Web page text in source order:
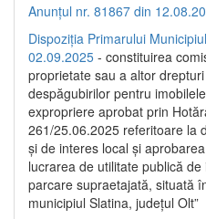
Anunțul nr. 81867 din
Dispoziția Primarului
02.09.2025 - constituirea
proprietate sau a altor
despăgubirilor pentru
expropriere aprobat prin
261/25.06.2025 referitoare la
și de interes local și
lucrarea de utilitate publică
parcare supraetajată, situată
municipiul Slatina, județul Olt”